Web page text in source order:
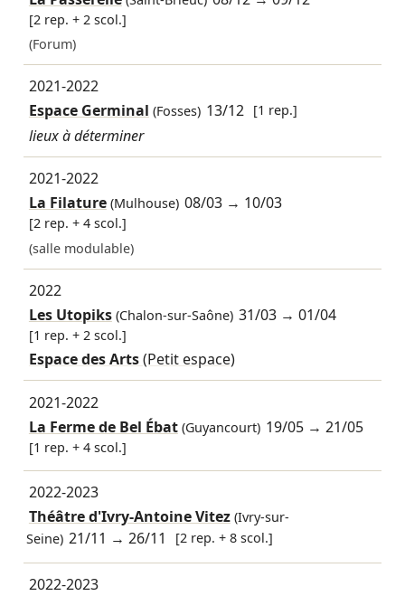
[2 rep. + 2 scol.]
(Forum)
2021-2022
Espace Germinal (Fosses) 13/12 [1 rep.]
lieux à déterminer
2021-2022
La Filature(Mulhouse) 08/03 → 10/03
[2 rep. + 4 scol.]
(salle modulable)
2022
Les Utopiks(Chalon-sur-Saône) 31/03 →01/04
[1 rep. + 2 scol.]
Espace des Arts(Petit espace)
2021-2022
La Ferme de Bel Ébat(Guyancourt) 19/05 →21/05
[1 rep. + 4 scol.]
2022-2023
Théâtre d'Ivry-Antoine Vitez(Ivry-sur-
Seine) 21/11 →26/11 [2 rep. + 8 scol.]
2022-2023